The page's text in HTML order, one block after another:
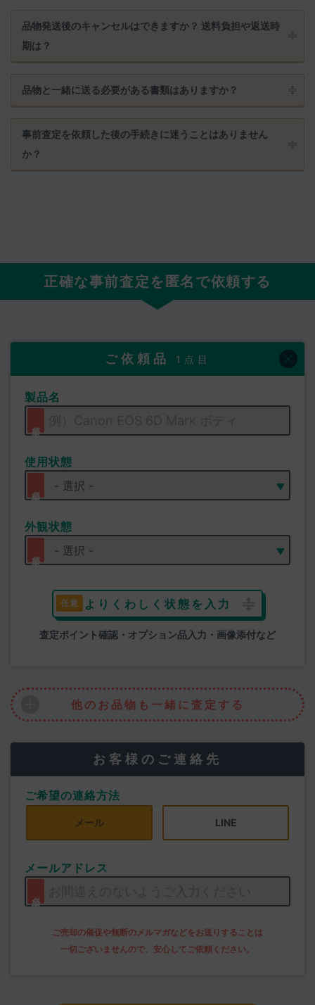
品物発送後のキャンセルはできますか？ 送料負担や返送時
期は？
品物と一緒に送る必要がある書類はありますか？
事前査定を依頼した後の手続きに迷うことはありません
か？
正確な事前査定を匿名で依頼する
ご依頼品 1点目
製品名
使用状態
外観状態
よりくわしく状態を入力
査定ポイント確認・オプション品入力・画像添付など
他のお品物も一緒に査定する
お客様のご連絡先
ご希望の連絡方法
メール LINE
メールアドレス